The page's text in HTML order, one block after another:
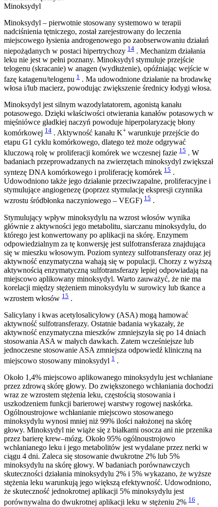
Minoksydyl
Minoksydyl – pierwotnie stosowany systemowo w terapii
nadciśnienia tętniczego, został zarejestrowany do leczenia
miejscowego łysienia androgenowego po zaobserwowaniu działań
niepożądanych w postaci hipertrychozy 14 . Mechanizm działania
leku nie jest w pełni poznany. Minoksydyl stymuluje przejście
telogenu (skracanie) w anagen (wydłużenie), opóźniając wejście w
fazę katagenu/telogenu 1 . Ma udowodnione działanie na brodawkę
włosa i/lub macierz, powodując zwiększenie średnicy łodygi włosa.
Minoksydyl jest silnym wazodylatatorem, agonistą kanału
potasowego. Dzięki właściwości otwierania kanałów potasowych w
mięśniówce gładkiej naczyń powoduje hiperpolaryzację błony
komórkowej 14 . Aktywność kanału K+ warunkuje przejście do
etapu G1 cyklu komórkowego, dlatego też może odgrywać
kluczową rolę w proliferacji komórek we wczesnej fazie 15 . W
badaniach przeprowadzanych na zwierzętach minoksydyl zwiększał
syntezę DNA komórkowego i proliferację komórek 15 .
Udowodniono także jego działanie przeciwzapalne, proliferacyjne i
stymulujące angiogenezę (poprzez stymulację ekspresji czynnika
wzrostu śródbłonka naczyniowego – VEGF) 15 .
Stymulujący wpływ minoksydylu na wzrost włosów wynika
głównie z aktywności jego metabolitu, siarczanu minoksydylu, do
którego jest konwertowany po aplikacji na skórę. Enzymem
odpowiedzialnym za tę konwersję jest sulfotransferaza znajdująca
się w mieszku włosowym. Poziom syntezy sulfotransferazy oraz jej
aktywność enzymatyczna wahają się w populacji. Chorzy z wyższą
aktywnością enzymatyczną sulfotransferazy lepiej odpowiadają na
miejscowo aplikowany minoksydyl. Warto zauważyć, że nie ma
korelacji między stężeniem minoksydylu w surowicy lub tkance a
wzrostem włosów 15 .
Salicylany i kwas acetylosalicylowy (ASA) mogą hamować
aktywność sulfotransferazy. Ostatnie badania wykazały, że
aktywność enzymatyczna mieszków zmniejszyła się po 14 dniach
stosowania ASA w małych dawkach. Zatem wcześniejsze lub
jednoczesne stosowanie ASA zmniejsza odpowiedź kliniczną na
miejscowo stosowany minoksydyl 1 .
Około 1,4% miejscowo aplikowanego minoksydylu jest wchłaniane
przez zdrową skórę głowy. Do zwiększonego wchłaniania dochodzi
wraz ze wzrostem stężenia leku, częstością stosowania i
uszkodzeniem funkcji barierowej warstwy rogowej naskórka.
Ogólnoustrojowe wchłanianie miejscowo stosowanego
minoksydylu wynosi mniej niż 99% ilości nałożonej na skórę
głowy. Minoksydyl nie wiąże się z białkami osocza ani nie przenika
przez barierę krew–mózg. Około 95% ogólnoustrojowo
wchłanianego leku i jego metabolitów jest wydalane przez nerki w
ciągu 4 dni. Zaleca się stosowanie dwukrotne 2% lub 5%
minoksydylu na skórę głowy. W badaniach porównawczych
skuteczności działania minoksydylu 2% i 5% wykazano, że wyższe
stężenia leku warunkują jego większą efektywność. Udowodniono,
że skuteczność jednokrotnej aplikacji 5% minoksydylu jest
porównywalna do dwukrotnej aplikacji leku w stężeniu 2% 16 .